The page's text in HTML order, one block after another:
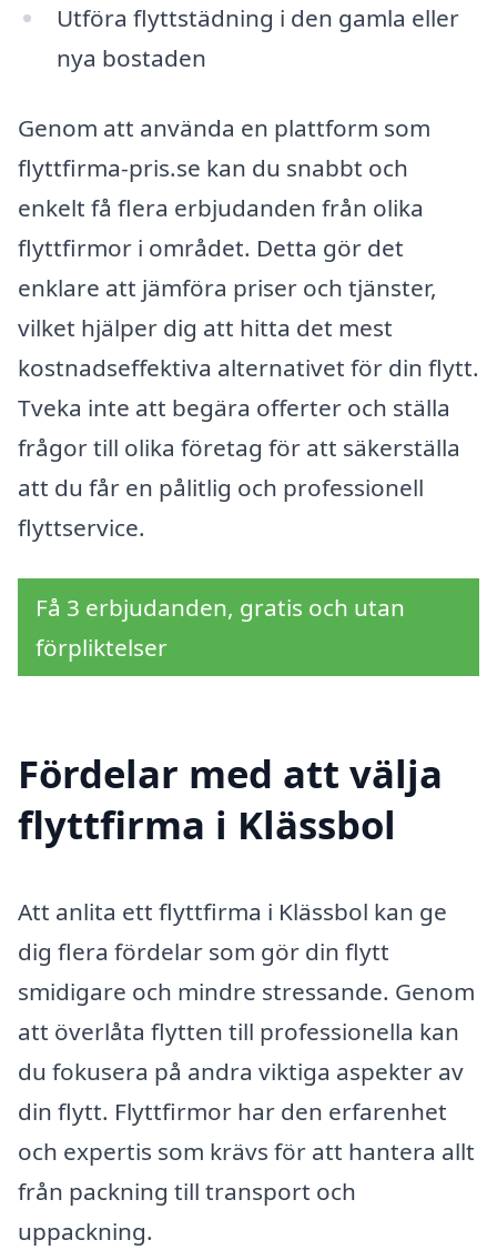
Utföra flyttstädning i den gamla eller
nya bostaden
Genom att använda en plattform som
flyttfirma-pris.se kan du snabbt och
enkelt få flera erbjudanden från olika
flyttfirmor i området. Detta gör det
enklare att jämföra priser och tjänster,
vilket hjälper dig att hitta det mest
kostnadseffektiva alternativet för din flytt.
Tveka inte att begära offerter och ställa
frågor till olika företag för att säkerställa
att du får en pålitlig och professionell
flyttservice.
Få 3 erbjudanden, gratis och utan
förpliktelser
Fördelar med att välja
flyttfirma i Klässbol
Att anlita ett flyttfirma i Klässbol kan ge
dig flera fördelar som gör din flytt
smidigare och mindre stressande. Genom
att överlåta flytten till professionella kan
du fokusera på andra viktiga aspekter av
din flytt. Flyttfirmor har den erfarenhet
och expertis som krävs för att hantera allt
från packning till transport och
uppackning.